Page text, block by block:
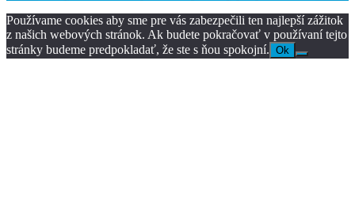
Používame cookies aby sme pre vás zabezpečili ten najlepší zážitok
z našich webových stránok. Ak budete pokračovať v používaní tejto
stránky budeme predpokladať, že ste s ňou spokojní. Ok